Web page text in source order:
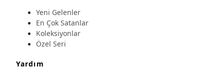
Yeni Gelenler
En Çok Satanlar
Koleksiyonlar
Özel Seri
Yardım